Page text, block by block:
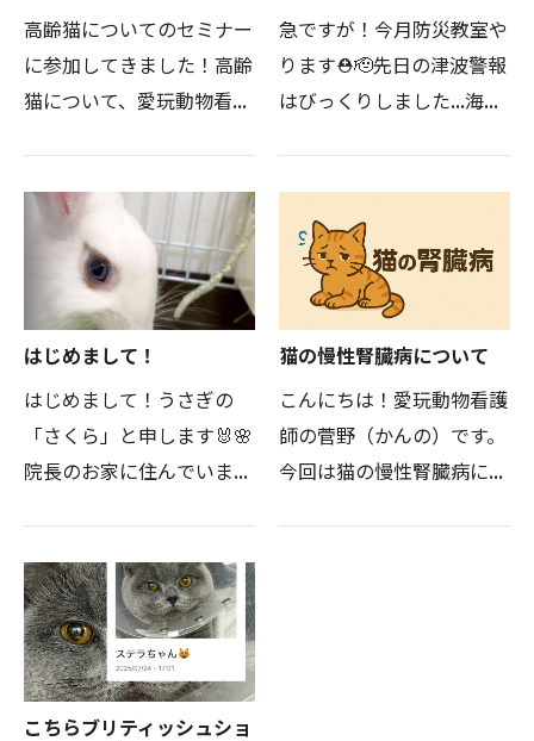
高齢猫についてのセミナー
に参加してきました！高齢
猫について、愛玩動物看護
時間でした✨ねこさんと飼
い主さんに、より良い獣医
療の提供ができるよう、…
急ですが！今月防災教室や
ります⛑️🫡先日の津波警報
はびっくりしました…海沿
警報で避難した先が暑くて
熱中症になるなんてこと
はじめまして！
はじめまして！うさぎの
「さくら」と申します🐰🌸
院長のお家に住んでいます
タッフです🌰👏笑名付け親
は先生の娘さん👧🏻桜の時
期が誕生日なので、「さく
ら」と…
猫の慢性腎臓病について
こんにちは！愛玩動物看護
師の菅野（かんの）です。
今回は猫の慢性腎臓病につ
こちらブリティッシュショ